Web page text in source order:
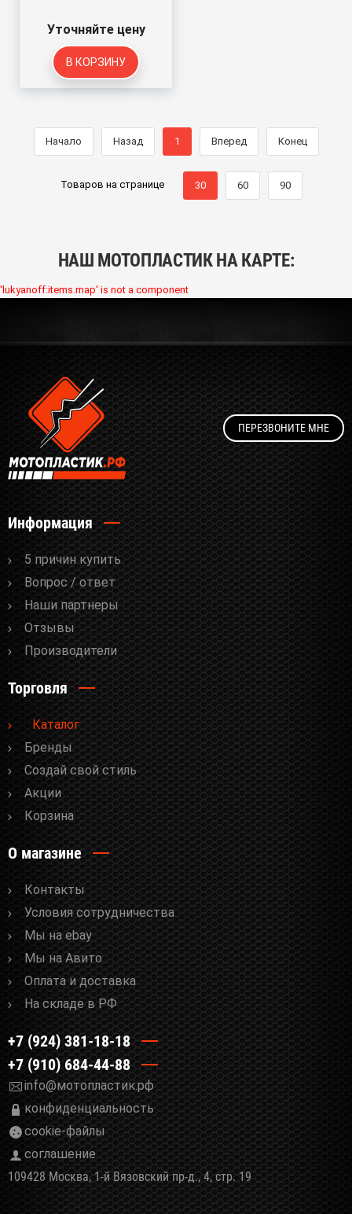
Уточняйте цену
В КОРЗИНУ
Начало Назад 1 Вперед Конец
Товаров на странице 30 60 90
НАШ МОТОПЛАСТИК НА КАРТЕ:
'lukyanoff:items.map' is not a component
ПЕРЕЗВОНИТЕ МНЕ
Информация
5 причин купить
Вопрос / ответ
Наши партнеры
Отзывы
Производители
Торговля
Каталог
Бренды
Cоздай свой стиль
Акции
Корзина
О магазине
Контакты
Условия сотрудничества
Мы на ebay
Мы на Авито
Оплата и доставка
На складе в РФ
+7 (924) 381-18-18
+7 (910) 684-44-88
info@мотопластик.рф
конфиденциальность
cookie-файлы
соглашение
109428 Москва, 1-й Вязовский пр-д., 4, стр. 19